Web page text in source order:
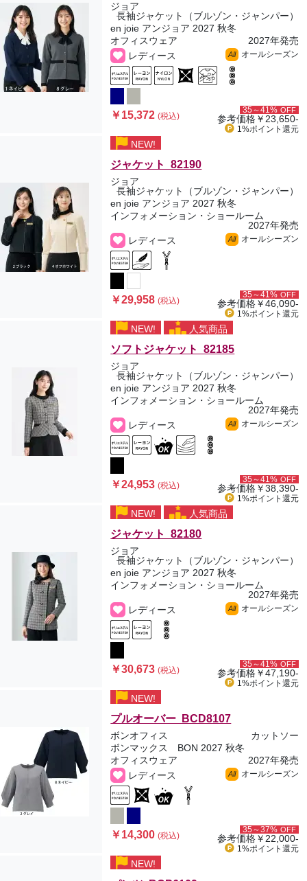
ジョア
長袖ジャケット（ブルゾン・ジャンパー）
en joie アンジョア 2027 秋冬
オフィスウェア
2027年発売
レディース
All オールシーズン
￥15,372(税込)
35～41% OFF
参考価格￥23,650-
1%ポイント 還元
NEW!
ジャケット 82190
ジョア
長袖ジャケット（ブルゾン・ジャンパー）
en joie アンジョア 2027 秋冬
インフォメーション・ショールーム
2027年発売
レディース
All オールシーズン
￥29,958(税込)
35～41% OFF
参考価格￥46,090-
1%ポイント 還元
NEW! 人気商品
ソフトジャケット 82185
ジョア
長袖ジャケット（ブルゾン・ジャンパー）
en joie アンジョア 2027 秋冬
インフォメーション・ショールーム
2027年発売
レディース
All オールシーズン
￥24,953(税込)
35～41% OFF
参考価格￥38,390-
1%ポイント 還元
NEW! 人気商品
ジャケット 82180
ジョア
長袖ジャケット（ブルゾン・ジャンパー）
en joie アンジョア 2027 秋冬
インフォメーション・ショールーム
2027年発売
レディース
All オールシーズン
￥30,673(税込)
35～41% OFF
参考価格￥47,190-
1%ポイント 還元
NEW!
プルオーバー BCD8107
ボンオフィス
カットソー
ボンマックス BON 2027 秋冬
オフィスウェア
2027年発売
レディース
All オールシーズン
￥14,300(税込)
35～37% OFF
参考価格￥22,000-
1%ポイント 還元
NEW!